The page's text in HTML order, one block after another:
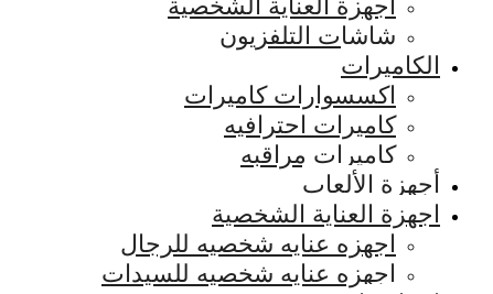
اجهزة العناية الشخصية
شاشات التلفزيون
الكاميرات
اكسسوارات كاميرات
كاميرات احترافيه
كاميرات مراقبه
أجهزة الألعاب
اجهزة العناية الشخصية
اجهزه عنايه شخصيه للرجال
اجهزه عنايه شخصيه للسيدات